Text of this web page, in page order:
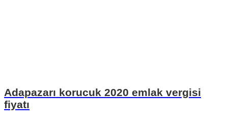
Adapazarı korucuk 2020 emlak vergisi
fiyatı